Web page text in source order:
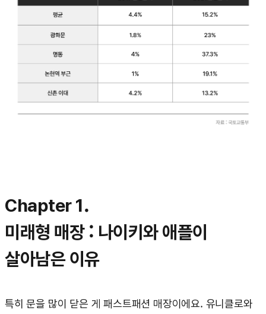
Chapter 1.
미래형 매장 : 나이키와 애플이
살아남은 이유
특히 문을 많이 닫은 게 패스트패션 매장이에요. 유니클로와